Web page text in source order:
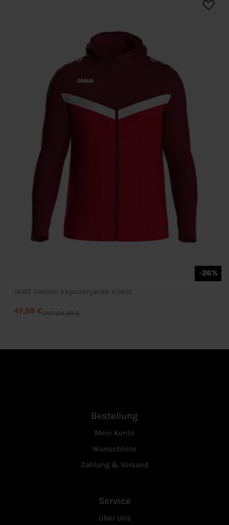
-26%
JAKO Damen Kapuzenjacke Iconic
UVP 64,99 €
47,99 €
Bestellung
Mein Konto
Wunschliste
Zahlung & Versand
Service
Über Uns